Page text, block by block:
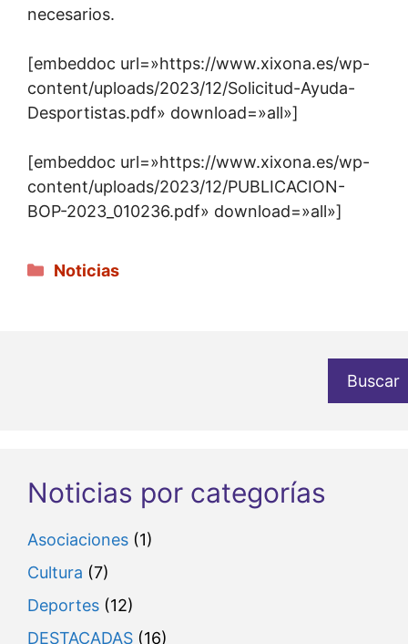
necesarios.
[embeddoc url=»https://www.xixona.es/wp-
content/uploads/2023/12/Solicitud-Ayuda-
Desportistas.pdf» download=»all»]
[embeddoc url=»https://www.xixona.es/wp-
content/uploads/2023/12/PUBLICACION-
BOP-2023_010236.pdf» download=»all»]
Categorías
Noticias
Buscar
Noticias por categorías
Asociaciones (1)
Cultura (7)
Deportes (12)
DESTACADAS (16)